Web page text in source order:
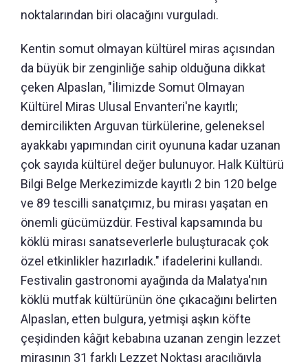
noktalarından biri olacağını vurguladı.
Kentin somut olmayan kültürel miras açısından
da büyük bir zenginliğe sahip olduğuna dikkat
çeken Alpaslan, "İlimizde Somut Olmayan
Kültürel Miras Ulusal Envanteri'ne kayıtlı;
demircilikten Arguvan türkülerine, geleneksel
ayakkabı yapımından cirit oyununa kadar uzanan
çok sayıda kültürel değer bulunuyor. Halk Kültürü
Bilgi Belge Merkezimizde kayıtlı 2 bin 120 belge
ve 89 tescilli sanatçımız, bu mirası yaşatan en
önemli gücümüzdür. Festival kapsamında bu
köklü mirası sanatseverlerle buluşturacak çok
özel etkinlikler hazırladık." ifadelerini kullandı.
Festivalin gastronomi ayağında da Malatya'nın
köklü mutfak kültürünün öne çıkacağını belirten
Alpaslan, etten bulgura, yetmişi aşkın köfte
çeşidinden kâğıt kebabına uzanan zengin lezzet
mirasının 31 farklı Lezzet Noktası aracılığıyla